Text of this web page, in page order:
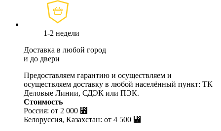
1-2 недели
Доставка в любой город
и до двери
Предоставляем гарантию и осуществляем и
осуществляем доставку в любой населённый пункт: ТК
Деловые Линии, СДЭК или ПЭК.
Стоимость
Россия: от 2 000 ⃏
Белоруссия, Казахстан: от 4 500 ⃏